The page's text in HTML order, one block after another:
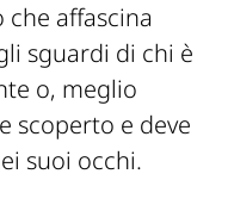
che affascina
sguardi di chi è
o, meglio
scoperto e deve
suoi occhi.